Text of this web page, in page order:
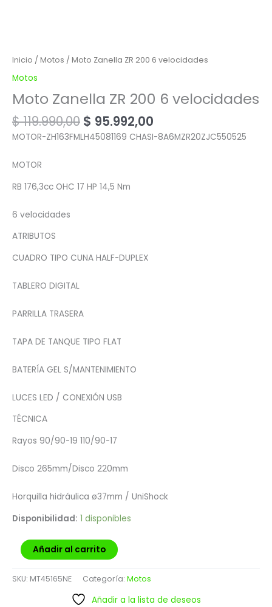
Inicio / Motos / Moto Zanella ZR 200 6 velocidades
Motos
Moto Zanella ZR 200 6 velocidades
$119.990,00 $ 95.992,00
MOTOR-ZH163FMLH45081169 CHASI-8A6MZR20ZJC550525
MOTOR
RB 176,3cc OHC 17 HP 14,5 Nm
6 velocidades
ATRIBUTOS
CUADRO TIPO CUNA HALF-DUPLEX
TABLERO DIGITAL
PARRILLA TRASERA
TAPA DE TANQUE TIPO FLAT
BATERÍA GEL S/MANTENIMIENTO
LUCES LED / CONEXIÓN USB
TÉCNICA
Rayos 90/90-19 110/90-17
Disco 265mm/Disco 220mm
Horquilla hidráulica ø37mm / UniShock
Disponibilidad: 1 disponibles
Añadir al carrito
SKU: MT45165NE Categoría: Motos
Añadir a la lista de deseos